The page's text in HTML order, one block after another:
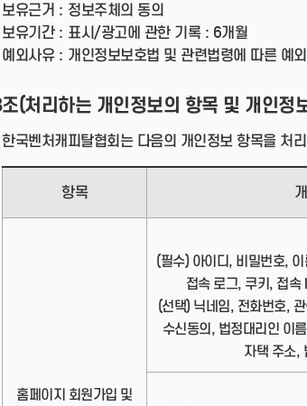
보유근거 : 정보주체의 동의
보유기간 : 표시/광고에 관한 기록 : 6개월
예외사유 : 개인정보보호법 및 관련법령에 따른 예
(처리하는 개인정보의 항목 및 개인정
한국벤처캐피탈협회는 다음의 개인정보 항목을 처
항목
홈페이지 회원가입 및
(필수) 아이디, 비밀번호,
접속 로그, 쿠키, 접속
(선택) 닉네임, 전화번호,
수신동의, 법정대리인 이
자택 주소,